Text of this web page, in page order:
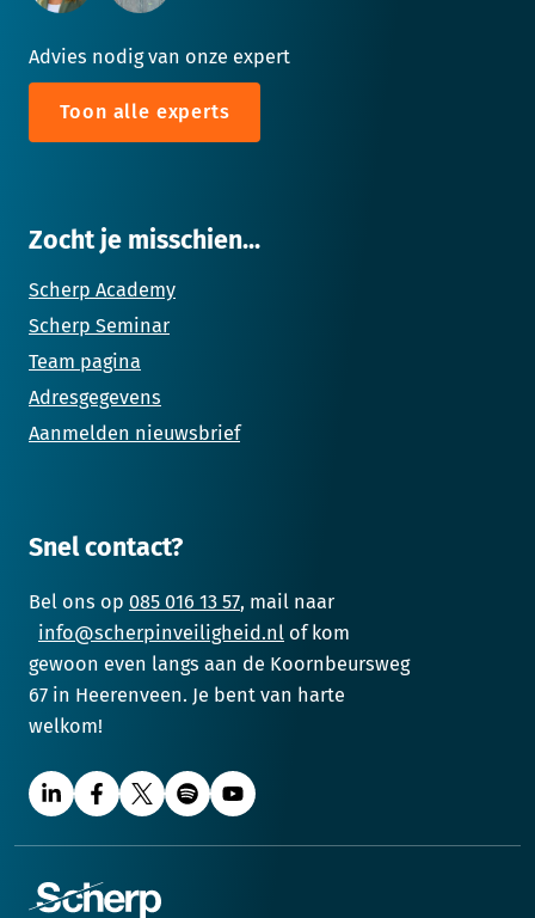
Advies nodig van onze expert
Toon alle experts
Zocht je misschien...
Scherp Academy
Scherp Seminar
Team pagina
Adresgegevens
Aanmelden nieuwsbrief
Snel contact?
Bel ons op 085 016 13 57, mail naar
info@scherpinveiligheid.nl of kom
gewoon even langs aan de Koornbeursweg
67 in Heerenveen. Je bent van harte
welkom!